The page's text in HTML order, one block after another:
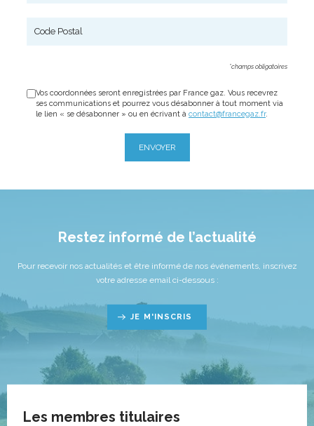
*champs obligatoires
Vos coordonnées seront enregistrées par France gaz. Vous recevrez
ses communications et pourrez vous désabonner à tout moment via
le lien « se désabonner » ou en écrivant à contact@francegaz.fr.
ENVOYER
Restez informé de l’actualité
Pour recevoir nos actualités et être informé de nos événements, inscrivez
votre adresse email ci-dessous :
JE M'INSCRIS
Les membres titulaires